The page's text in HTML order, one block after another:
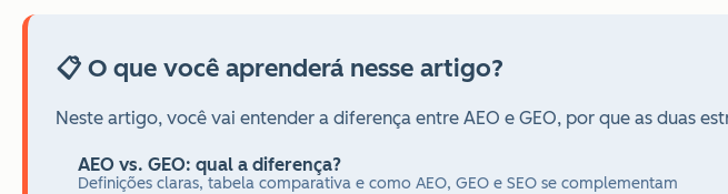
📋 O que você aprenderá nesse artigo?
Neste artigo, você vai entender a diferença entre AEO e GEO, por que as duas
AEO vs. GEO: qual a diferença?
Definições claras, tabela comparativa e como AEO, GEO e SEO se complementam